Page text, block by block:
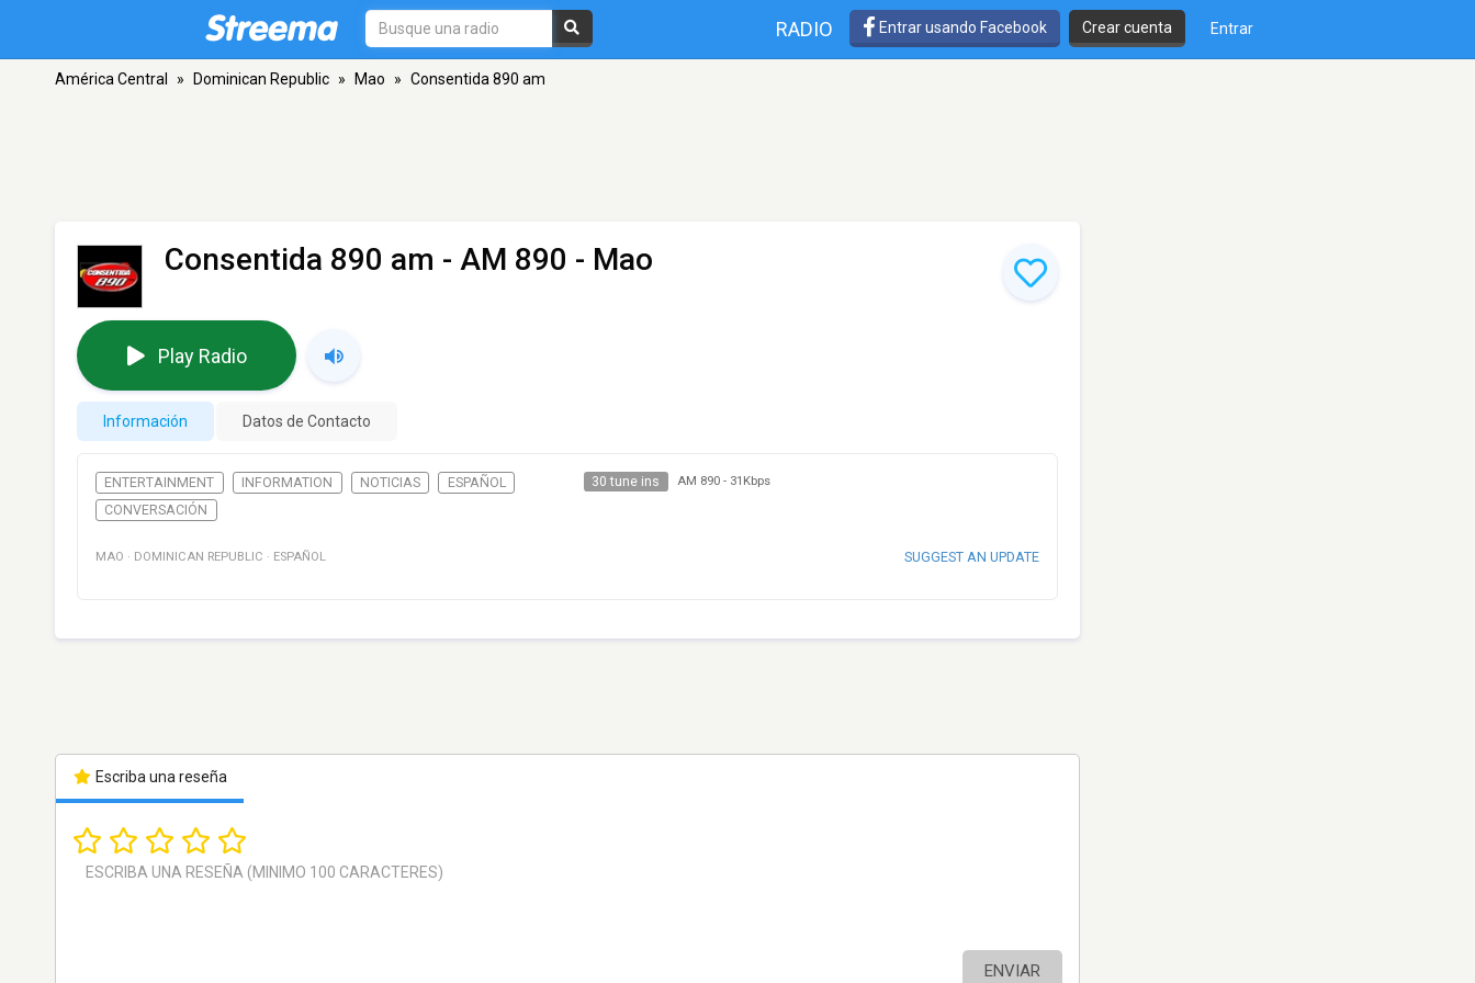
RADIO Entrar usando Facebook Crear cuenta Entrar
América Central » Dominican Republic » Mao » Consentida 890 am
Consentida 890 am - AM 890 - Mao
Play Radio
Información Datos de Contacto
ENTERTAINMENT INFORMATION NOTICIAS
ESPAÑOL
CONVERSACIÓN
30 tune ins AM 890- 31Kbps
MAO · DOMINICAN REPUBLIC · ESPAÑOL SUGGEST AN UPDATE
Escriba una reseña
ENVIAR